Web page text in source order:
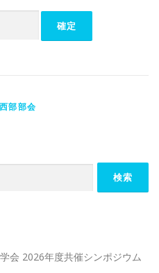
西部部会
会 2026年度共催シンポジウム